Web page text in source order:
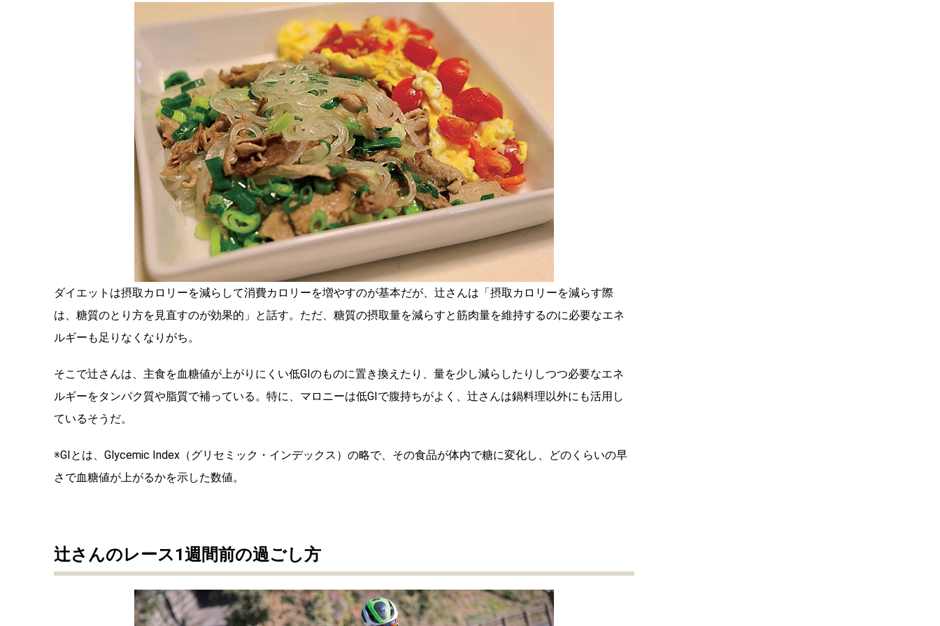
ダイエットは摂取カロリーを減らして消費カロリーを増やすのが基本だが、辻さんは「摂取カロリーを減らす際
は、糖質のとり方を見直すのが効果的」と話す。ただ、糖質の摂取量を減らすと筋肉量を維持するのに必要なエネ
ルギーも足りなくなりがち。
そこで辻さんは、主食を血糖値が上がりにくい低GIのものに置き換えたり、量を少し減らしたりしつつ必要なエネ
ルギーをタンパク質や脂質で補っている。特に、マロニーは低GIで腹持ちがよく、辻さんは鍋料理以外にも活用し
ているそうだ。
※GIとは、Glycemic Index（グリセミック・インデックス）の略で、その食品が体内で糖に変化し、どのくらいの早
さで血糖値が上がるかを示した数値。
辻さんのレース1週間前の過ごし方